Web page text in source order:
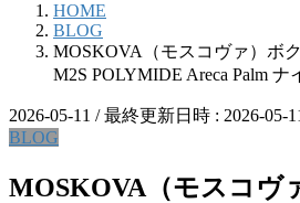
HOME
BLOG
MOSKOVA（モスコヴァ）ボ
M2S POLYMIDE Areca Palm ナ
2026-05-11 / 最終更新日時 : 2026-05-
BLOG
MOSKOVA（モスコヴ